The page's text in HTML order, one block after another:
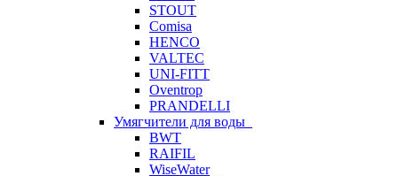
STOUT
Comisa
HENCO
VALTEC
UNI-FITT
Oventrop
PRANDELLI
Умягчители для воды
BWT
RAIFIL
WiseWater